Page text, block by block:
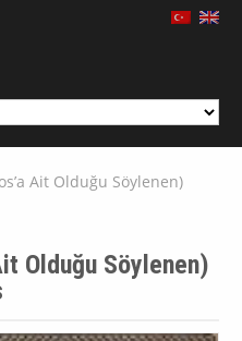
Ait Olduğu Söylenen)
Olduğu Söylenen)